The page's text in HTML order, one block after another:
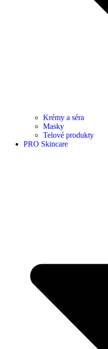
Krémy a séra
Masky
Telové produkty
PRO Skincare